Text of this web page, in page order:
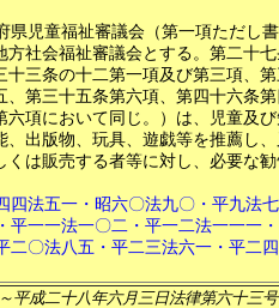
県児童福祉審議会（第一項ただし
方社会福祉審議会とする。第二十
十三条の十二第一項及び第三項、
、第三十五条第六項、第四十六条
六項において同じ。）は、児童及
、出版物、玩具、遊戯等を推薦し
くは販売する者等に対し、必要な
四法五一・昭六〇法九〇・平九法
平一一法一〇二・平一二法一一一
二〇法八五・平二三法六一・平二
～平成二十八年六月三日法律第六十三